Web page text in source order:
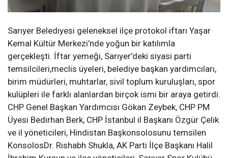
Sarıyer Belediyesi geleneksel ilçe protokol iftarı Yaşar
Kemal Kültür Merkezi’nde yoğun bir katılımla
gerçekleşti. İftar yemeği, Sarıyer’deki siyasi parti
temsilcileri,meclis üyeleri, belediye başkan yardımcıları,
birim müdürleri, muhtarlar, sivil toplum kuruluşları, spor
kulüpleri ile farklı alanlardan birçok ismi bir araya getirdi.
CHP Genel Başkan Yardımcısı Gökan Zeybek, CHP PM
Üyesi Bedirhan Berk, CHP İstanbul il Başkanı Özgür Çelik
ve il yöneticileri, Hindistan Başkonsolosunu temsilen
KonsolosDr. Rishabh Shukla, AK Parti İlçe Başkanı Halil